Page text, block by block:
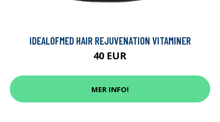
IDEALOFMED HAIR REJUVENATION VITAMINER
40 EUR
MER INFO!